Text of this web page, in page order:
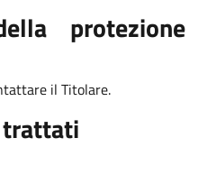
protezione
il Titolare.